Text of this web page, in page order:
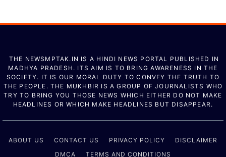
THE NEWSMPTAK.IN IS A HINDI NEWS PORTAL PUBLISHED IN
MADHYA PRADESH. ITS AIM IS TO BRING AWARENESS IN THE
SOCIETY. IT IS OUR MORAL DUTY TO CONVEY THE TRUTH TO
THE PEOPLE. THE MUKHBIR IS A GROUP OF JOURNALISTS WHO
TRY TO BRING YOU THOSE NEWS WHICH EITHER DO NOT MAKE
HEADLINES OR WHICH MAKE HEADLINES BUT DISAPPEAR.
ABOUT US CONTACT US PRIVACY POLICY
DISCLAIMER
DMCA
TERMS AND CONDITIONS